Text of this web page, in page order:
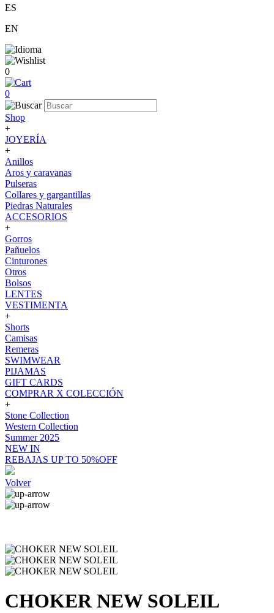
ES
EN
0
0
Shop
+
JOYERÍA
+
Anillos
Aros y caravanas
Pulseras
Collares y gargantillas
Piedras Naturales
ACCESORIOS
+
Gorros
Pañuelos
Cinturones
Otros
Bolsos
LENTES
VESTIMENTA
+
Shorts
Camisas
Remeras
SWIMWEAR
PIJAMAS
GIFT CARDS
COMPRAR X COLECCIÓN
+
Stone Collection
Western Collection
Summer 2025
NEW IN
REBAJAS UP TO 50%OFF
Volver
CHOKER NEW SOLEIL